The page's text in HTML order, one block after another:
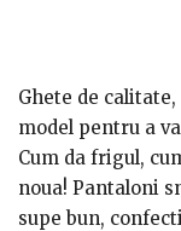
Ghete de
model pentru a
Cum da frigul,
noua! Pantaloni
supe bun,